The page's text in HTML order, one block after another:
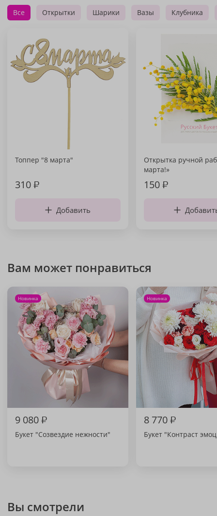
Все Открытки Шарики Вазы Клубника
Топпер "8 марта"
310₽
Добавить
Открытка ручной
марта!»
150₽
Вам может понравиться
Новинка
9 080₽
Букет "Созвездие нежности"
Новинка
8 770₽
Букет "Контраст
Вы смотрели